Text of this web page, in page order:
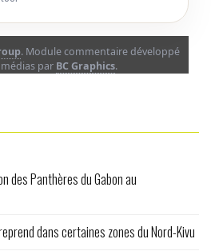
. Module commentaire développé
par BC Graphics.
des Panthères du Gabon au
dans certaines zones du Nord-Kivu